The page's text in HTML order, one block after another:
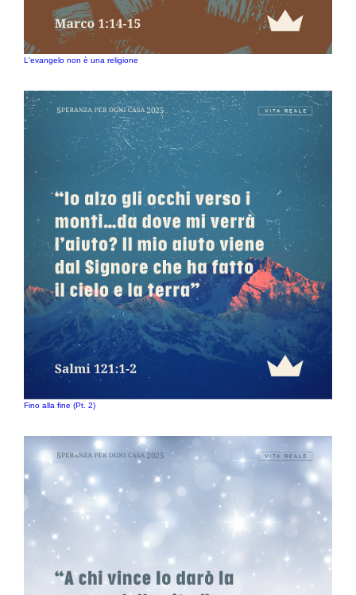
L'evangelo non è una religione
Fino alla fine (Pt. 2)